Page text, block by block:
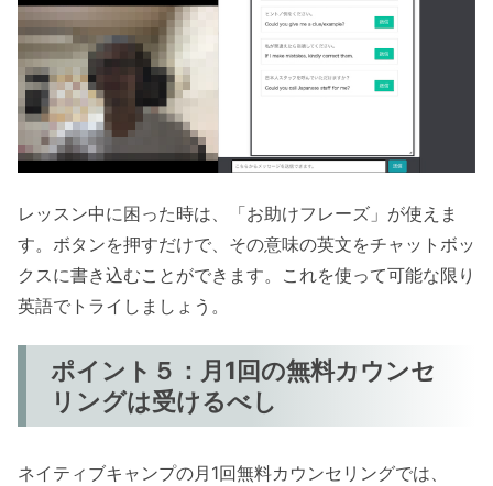
レッスン中に困った時は、「お助けフレーズ」が使えま
す。ボタンを押すだけで、その意味の英文をチャットボッ
クスに書き込むことができます。これを使って可能な限り
英語でトライしましょう。
ポイント５：月1回の無料カウンセ
リングは受けるべし
ネイティブキャンプの月1回無料カウンセリングでは、